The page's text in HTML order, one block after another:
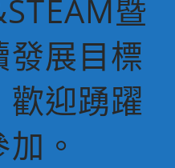
暨
展目標
歡迎踴躍
。